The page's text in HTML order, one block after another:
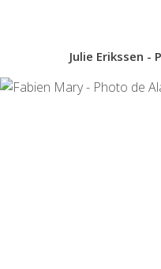
Julie Erikssen -